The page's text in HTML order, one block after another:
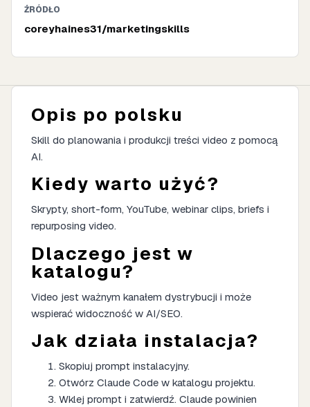
ŹRÓDŁO
coreyhaines31/marketingskills
Opis po polsku
Skill do planowania i produkcji treści video z pomocą
AI.
Kiedy warto użyć?
Skrypty, short-form, YouTube, webinar clips, briefs i
repurposing video.
Dlaczego jest w
katalogu?
Video jest ważnym kanałem dystrybucji i może
wspierać widoczność w AI/SEO.
Jak działa instalacja?
Skopiuj prompt instalacyjny.
Otwórz Claude Code w katalogu projektu.
Wklej prompt i zatwierdź. Claude powinien